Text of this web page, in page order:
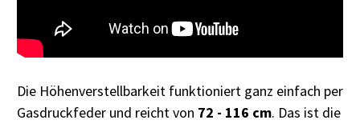
Die Höhenverstellbarkeit funktioniert ganz einfach per
Gasdruckfeder und reicht von 72 - 116 cm. Das ist die